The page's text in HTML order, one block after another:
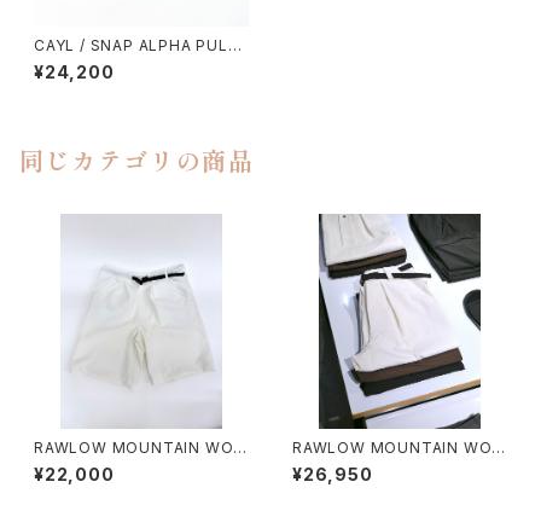
CAYL / SNAP ALPHA PULL
OVER
¥24,200
同じカテゴリの商品
RAWLOW MOUNTAIN WOR
KS / HIKER GURKHA PANTS
¥22,000
RAWLOW MOUNTAIN WOR
KS / HIKER BAKER PANTS
¥26,950